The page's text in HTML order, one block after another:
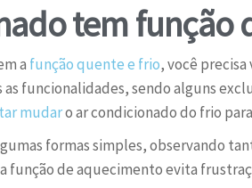
tem função
a função quente e frio, você
funcionalidades, sendo alguns
mudaro ar condicionado do frio
formas simples, observando
função de aquecimento evita